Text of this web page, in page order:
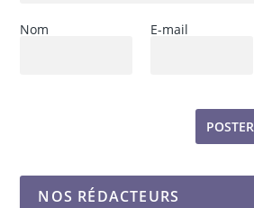
Nom E-mail
NOS RÉDACTEURS